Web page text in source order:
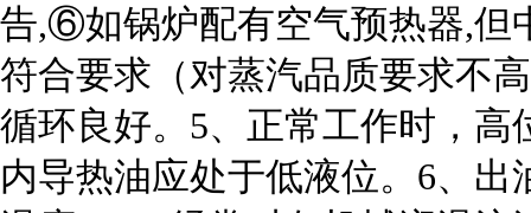
告,⑥如锅炉配有空气预热器,但
符合要求（对蒸汽品质要求不
循环良好。5、正常工作时，
内导热油应处于低液位。6、